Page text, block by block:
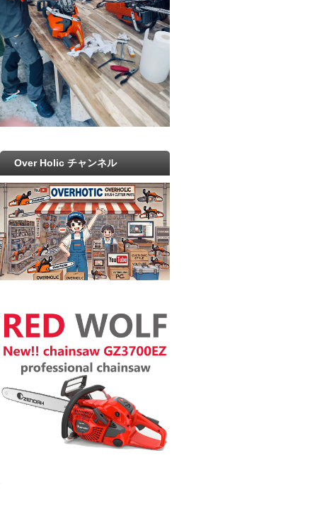
Over Holic チャンネル